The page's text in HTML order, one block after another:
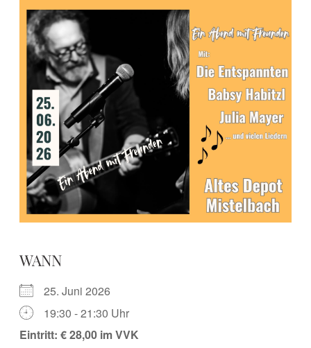
WANN
25. Juni 2026
19:30 - 21:30 Uhr
Eintritt: € 28,00 im VVK